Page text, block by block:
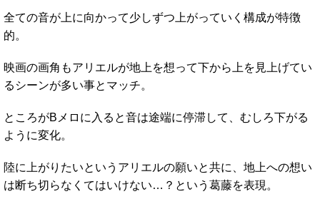
全ての音が上に向かって少しずつ上がっていく構成が特徴
的。
映画の画角もアリエルが地上を想って下から上を見上げてい
るシーンが多い事とマッチ。
ところがBメロに入ると音は途端に停滞して、むしろ下がる
ように変化。
陸に上がりたいというアリエルの願いと共に、地上への想い
は断ち切らなくてはいけない…？という葛藤を表現。